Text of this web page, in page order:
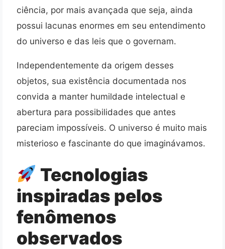
ciência, por mais avançada que seja, ainda
possui lacunas enormes em seu entendimento
do universo e das leis que o governam.
Independentemente da origem desses
objetos, sua existência documentada nos
convida a manter humildade intelectual e
abertura para possibilidades que antes
pareciam impossíveis. O universo é muito mais
misterioso e fascinante do que imaginávamos.
Tecnologias
inspiradas pelos
fenômenos
observados